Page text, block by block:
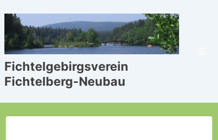
Zum
Inhalt
Fichtelgebirgsverein
Fichtelberg-Neubau